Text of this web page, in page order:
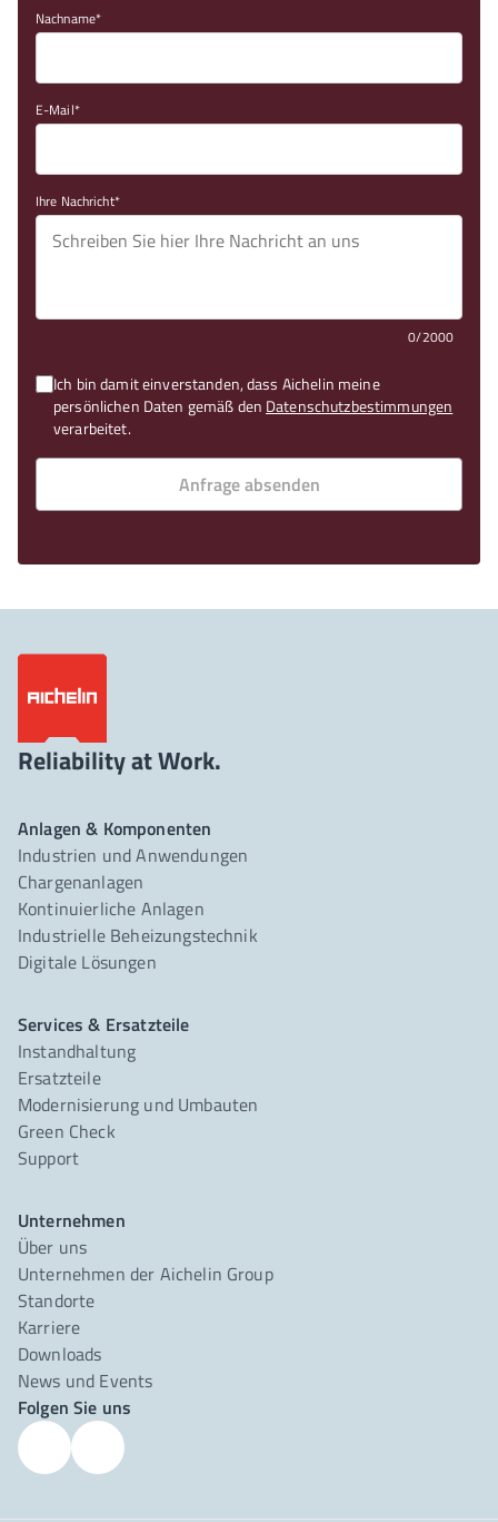
Nachname
E-Mail
Ihre Nachricht
0/2000
Ich bin damit einverstanden, dass Aichelin meine
persönlichen Daten gemäß den Datenschutzbestimmungen
verarbeitet.
Anfrage absenden
Reliability at Work.
Anlagen & Komponenten
Industrien und Anwendungen
Chargenanlagen
Kontinuierliche Anlagen
Industrielle Beheizungstechnik
Digitale Lösungen
Services & Ersatzteile
Instandhaltung
Ersatzteile
Modernisierung und Umbauten
Green Check
Support
Unternehmen
Über uns
Unternehmen der Aichelin Group
Standorte
Karriere
Downloads
News und Events
Folgen Sie uns